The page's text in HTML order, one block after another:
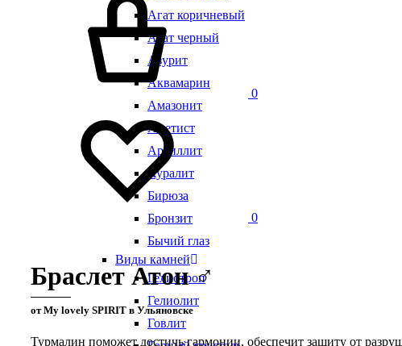
Агат коричневый
Агат черный
Азурит
Аквамарин
Амазонит
Аметист
Аргиллит
Ауралит
Бирюза
Бронзит
Бычий глаз
Виды камней
Гелиотроп
Гелиолит
Говлит
0
0
Браслет Атон ♂
от My lovely SPIRIT в Ульяновске
Турмалин поможет достичь гармонии, обеспечит защиту от